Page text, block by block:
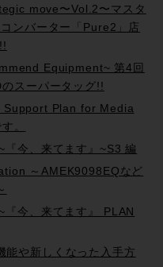
move〜Vol.2〜マスタ
ンバーター「Pure2」店
Equipment~ 第4回
スーパータッグ!!
Support Plan for Media
。
今、来てます』~S3 編
～AMEK9098EQなど
今、来てます』 PLAN
や新しくなった入手方